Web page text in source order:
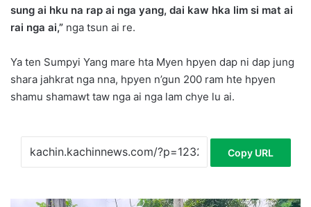
sung ai hku na rap ai nga yang, dai kaw hka lim si mat ai
rai nga ai,” nga tsun ai re.
Ya ten Sumpyi Yang mare hta Myen hpyen dap ni dap jung
shara jahkrat nga nna, hpyen n’gun 200 ram hte hpyen
shamu shamawt taw nga ai nga lam chye lu ai.
Copy URL